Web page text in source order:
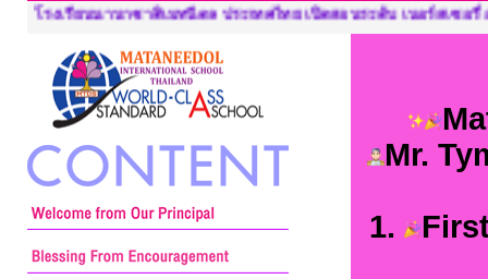
ทย เปิดสอนระดับ เนอร์สเซอรี่ อนุบาล ประถมศึกษาและมัธยมศึกษา
Mr.
1.